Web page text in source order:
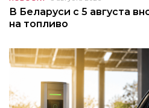
В Беларуси с 5 августа
на топливо